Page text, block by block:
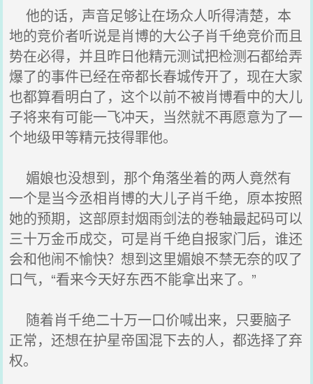
他的话，声音足够让在场众人听得清楚，本
地的竞价者听说是肖博的大公子肖千绝竞价而且
势在必得，并且昨日他精元测试把检测石都给弄
爆了的事件已经在帝都长春城传开了，现在大家
也都算看明白了，这个以前不被肖博看中的大儿
子将来有可能一飞冲天，当然就不再愿意为了一
个地级甲等精元技得罪他。
媚娘也没想到，那个角落坐着的两人竟然有
一个是当今丞相肖博的大儿子肖千绝，原本按照
她的预期，这部原封烟雨剑法的卷轴最起码可以
三十万金币成交，可是肖千绝自报家门后，谁还
会和他闹不愉快？想到这里媚娘不禁无奈的叹了
口气，“看来今天好东西不能拿出来了。”
随着肖千绝二十万一口价喊出来，只要脑子
正常，还想在护星帝国混下去的人，都选择了弃
权。